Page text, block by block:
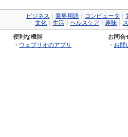
ビジネス 業界用語 コンピュータ
文化
生活 ヘルスケア 趣味
便利な機能
・ ウェブリオのアプリ
お問合
・ お問